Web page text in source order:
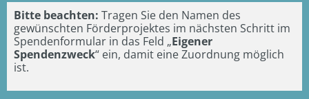
Bitte beachten: Tragen Sie den Namen des
gewünschten Förderprojektes im nächsten Schritt im
Spendenformular in das Feld „Eigener
Spendenzweck“ ein, damit eine Zuordnung möglich
ist.